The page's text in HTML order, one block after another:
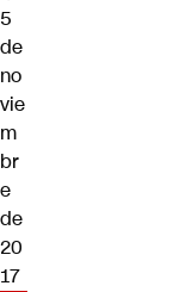
5
de
no
vie
m
br
e
de
20
17